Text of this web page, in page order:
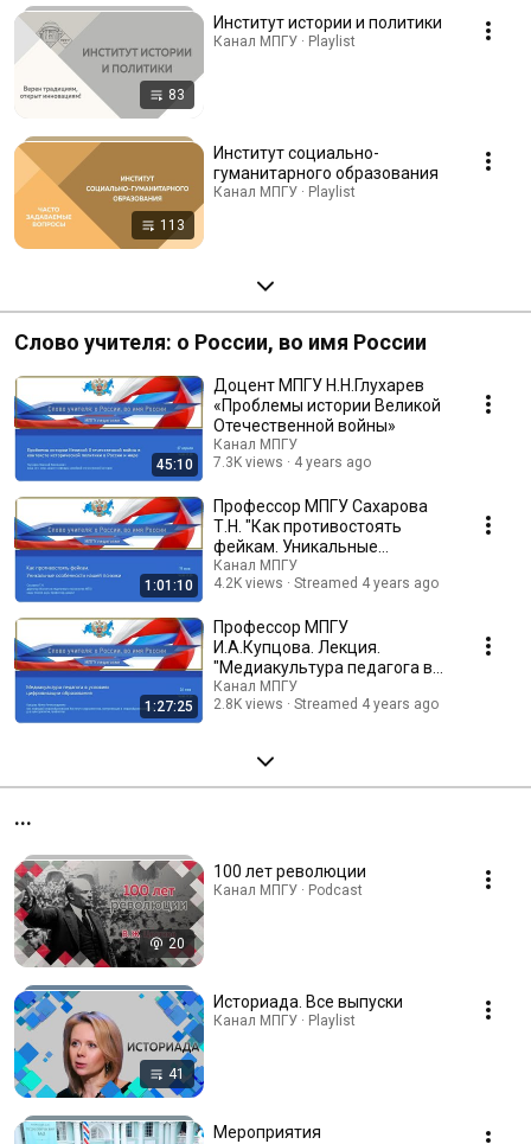
83
Институт истории и политики
Канал МПГУ · Playlist
113
Институт социально-
гуманитарного образования
Канал МПГУ · Playlist
Слово учителя: о России, во имя России
45:10
Доцент МПГУ Н.Н.Глухарев
«Проблемы истории Великой
Отечественной войны»
Канал МПГУ
7.3K views
4 years ago
1:01:10
Профессор МПГУ Сахарова
Т.Н. "Как противостоять
фейкам. Уникальные
особенности нашей психики"
Канал МПГУ
4.2K views
Streamed 4 years ago
1:27:25
Профессор МПГУ
И.А.Купцова. Лекция.
"Медиакультура педагога в
условиях цифровизации
образования"
Канал МПГУ
2.8K views
Streamed 4 years ago
...
20
100 лет революции
Канал МПГУ · Podcast
41
Историада. Все выпуски
Канал МПГУ · Playlist
Мероприятия